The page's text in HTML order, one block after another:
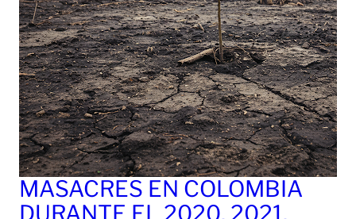
MASACRES EN COLOMBIA
DURANTE EL 2020, 2021,